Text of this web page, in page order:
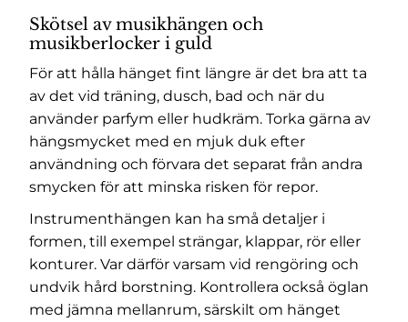
Skötsel av musikhängen och
musikberlocker i guld
För att hålla hänget fint längre är det bra att ta
av det vid träning, dusch, bad och när du
använder parfym eller hudkräm. Torka gärna av
hängsmycket med en mjuk duk efter
användning och förvara det separat från andra
smycken för att minska risken för repor.
Instrumenthängen kan ha små detaljer i
formen, till exempel strängar, klappar, rör eller
konturer. Var därför varsam vid rengöring och
undvik hård borstning. Kontrollera också öglan
med jämna mellanrum, särskilt om hänget